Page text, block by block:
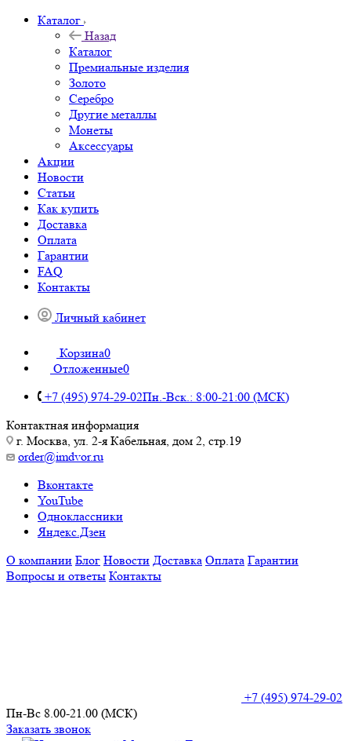
Каталог
Назад
Каталог
Премиальные изделия
Золото
Серебро
Другие металлы
Монеты
Аксессуары
Акции
Новости
Статьи
Как купить
Доставка
Оплата
Гарантии
FAQ
Контакты
Личный кабинет
Корзина0
Отложенные0
+7 (495) 974-29-02Пн.-Вск.: 8:00-21:00 (МСК)
Контактная информация
г. Москва, ул. 2-я Кабельная, дом 2, стр.19
order@imdvor.ru
Вконтакте
YouTube
Одноклассники
Яндекс.Дзен
О компании Блог Новости Доставка Оплата Гарантии
Вопросы и ответы Контакты
+7 (495) 974-29-02
Пн-Вс 8.00-21.00 (МСК)
Заказать звонок